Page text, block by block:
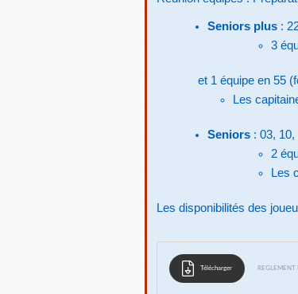
Seniors plus :
3
et 1 équipe en 55
Les
Seniors : 03,
2
Les
Les disponibilités des
Télécharger REGLEMENT